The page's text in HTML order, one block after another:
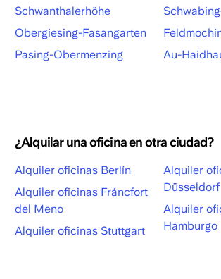
Schwanthalerhöhe
Obergiesing-Fasangarten
Pasing-Obermenzing
Au-
¿Alquilar una oficina en otra ciudad?
Alquiler oficinas Berlín
Alquiler oficinas Fráncfort
del Meno
Alquiler oficinas Stuttgart
Alquiler
Düsseldorf
Alquiler
Hamburgo